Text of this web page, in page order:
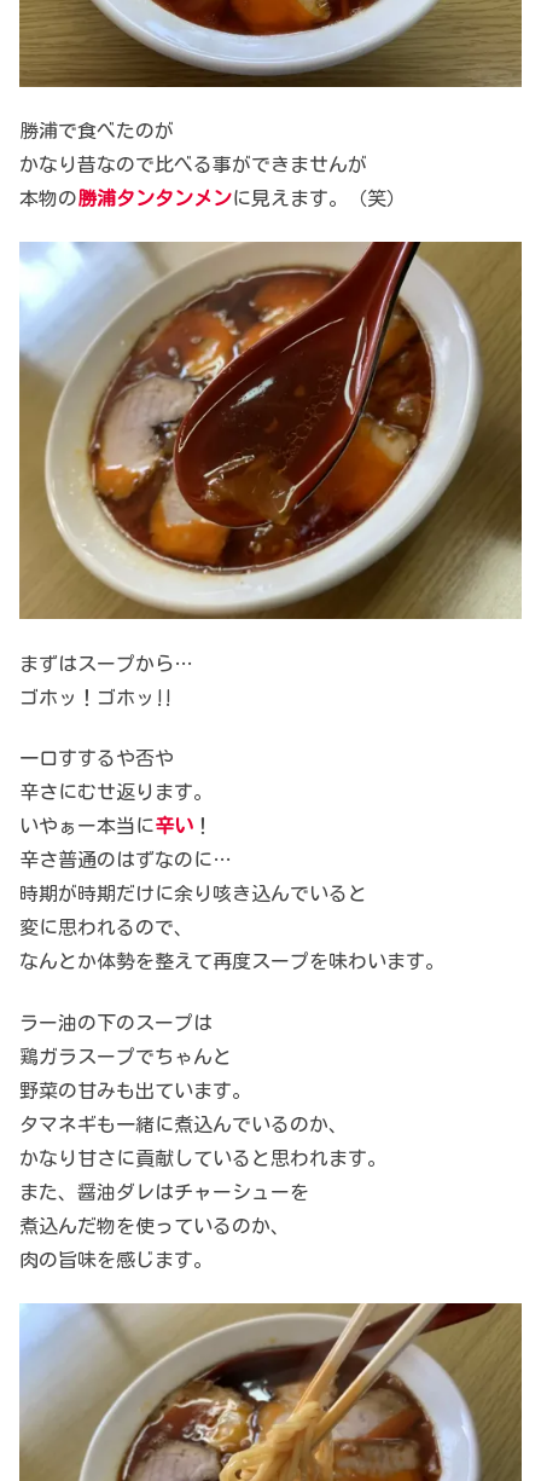
勝浦で食べたのが
かなり昔なので比べる事ができませんが
本物の勝浦タンタンメンに見えます。（笑）
まずはスープから…
ゴホッ！ゴホッ‼︎
一口すするや否や
辛さにむせ返ります。
いやぁー本当に辛い ！
辛さ普通のはずなのに…
時期が時期だけに余り咳き込んでいると
変に思われるので、
なんとか体勢を整えて再度スープを味わいます。
ラー油の下のスープは
鶏ガラスープでちゃんと
野菜の甘みも出ています。
タマネギも一緒に煮込んでいるのか、
かなり甘さに貢献していると思われます。
また、醤油ダレはチャーシューを
煮込んだ物を使っているのか、
肉の旨味を感じます。